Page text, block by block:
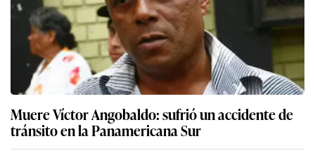
Muere Víctor Angobaldo: sufrió un accidente de
tránsito en la Panamericana Sur